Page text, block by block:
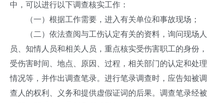
中，可以进行以下调查核实工作：
（一）根据工作需要，进入有关单位和事故现场；
（二）依法查阅与工伤认定有关的资料，询问现场人
员、知情人员和相关人员，重点核实受伤害职工的身份，
受伤害时间、地点、原因、过程，相关部门的认定和处理
情况等，并作出调查笔录。进行笔录调查时，应告知被调
查人的权利、义务和提供虚假证词的后果。调查笔录经被